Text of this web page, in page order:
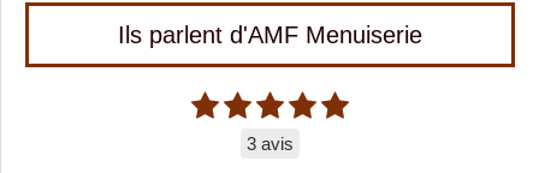
Ils parlent d'AMF Menuiserie
3 avis